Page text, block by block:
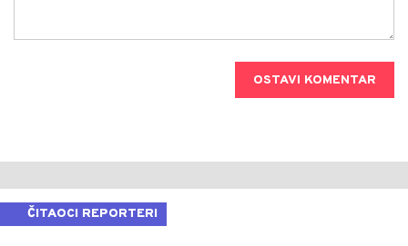
OSTAVI KOMENTAR
ČITAOCI REPORTERI